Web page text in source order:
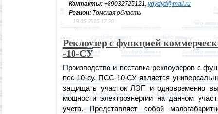
Контакты: +89032725121, ydydyd@mail.ru
Регион: Томская область
19.05.2015 17:20
Реклоузер с функцией
-10-СУ
Производство и поставка реклоузеров с
псс-10-су. ПСС-10-СУ является
защищать участок ЛЭП и одновременно
мощности электроэнергии на данном
учета. Представляет собой